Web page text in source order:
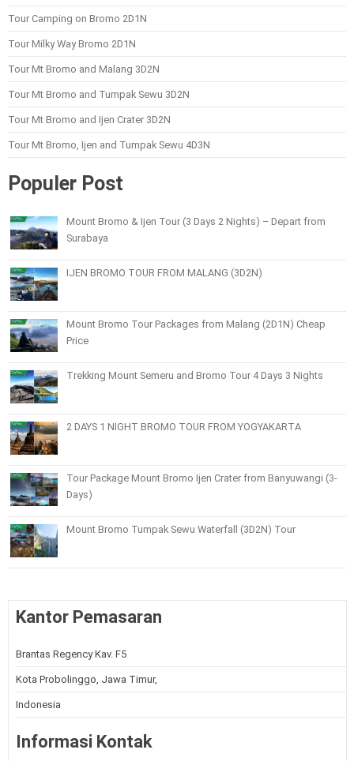
Tour Camping on Bromo 2D1N
Tour Milky Way Bromo 2D1N
Tour Mt Bromo and Malang 3D2N
Tour Mt Bromo and Tumpak Sewu 3D2N
Tour Mt Bromo and Ijen Crater 3D2N
Tour Mt Bromo, Ijen and Tumpak Sewu 4D3N
Populer Post
Mount Bromo & Ijen Tour (3 Days 2 Nights) – Depart from
Surabaya
IJEN BROMO TOUR FROM MALANG (3D2N)
Mount Bromo Tour Packages from Malang (2D1N) Cheap
Price
Trekking Mount Semeru and Bromo Tour 4 Days 3 Nights
2 DAYS 1 NIGHT BROMO TOUR FROM YOGYAKARTA
Tour Package Mount Bromo Ijen Crater from Banyuwangi (3-
Days)
Mount Bromo Tumpak Sewu Waterfall (3D2N) Tour
Kantor Pemasaran
Brantas Regency Kav. F5
Kota Probolinggo, Jawa Timur,
Indonesia
Informasi Kontak